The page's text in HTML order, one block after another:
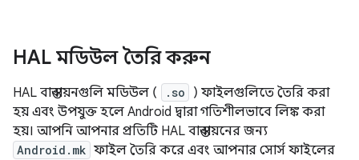
HAL মডিউল তৈরি করুন
HAL বাস্তবায়নগুলি মডিউল ( .so
) ফাইলগুলিতে তৈরি করা
হয় এবং উপযুক্ত হলে Android দ্বারা গতিশীলভাবে লিঙ্ক করা
হয়। আপনি আপনার প্রতিটি HAL বাস্তবায়নের জন্য
Android.mk ফাইল তৈরি করে এবং আপনার সোর্স ফাইলের